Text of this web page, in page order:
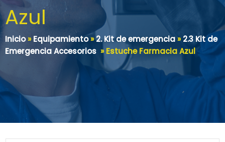
Azul
Inicio»Equipamiento»2. Kit de emergencia»2.3 Kit de
Emergencia Accesorios »Estuche Farmacia Azul